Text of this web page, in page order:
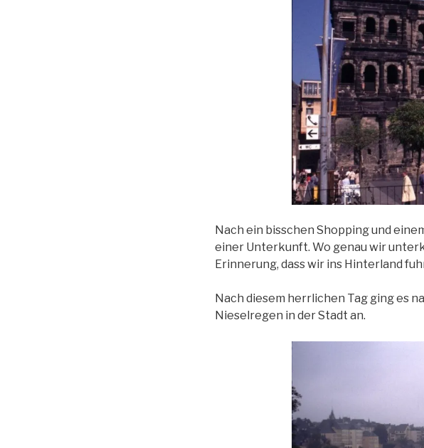
Nach ein bisschen Shopping und
einer Unterkunft. Wo genau wir
Erinnerung, dass wir ins Hinterland
Nach diesem herrlichen Tag ging es
Nieselregen in der Stadt an.